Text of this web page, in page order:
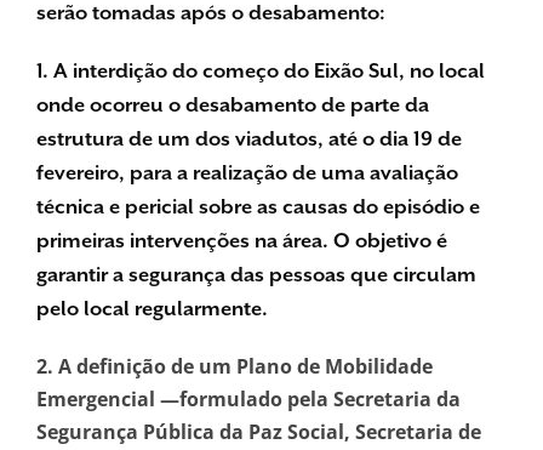
serão tomadas após o desabamento:
1. A interdição do começo do Eixão Sul, no local
onde ocorreu o desabamento de parte da
estrutura de um dos viadutos, até o dia 19 de
fevereiro, para a realização de uma avaliação
técnica e pericial sobre as causas do episódio e
primeiras intervenções na área. O objetivo é
garantir a segurança das pessoas que circulam
pelo local regularmente.
2. A definição de um Plano de Mobilidade
Emergencial —formulado pela Secretaria da
Segurança Pública da Paz Social, Secretaria de